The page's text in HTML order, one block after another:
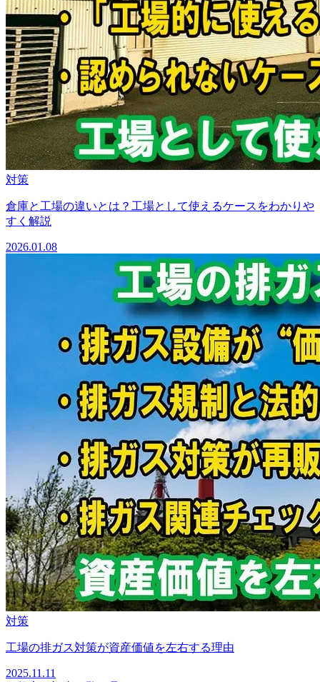
対策
倉庫と工場の違いとは？工場として使えるケースをわかりや
すく解説
2026.01.08
対策
工場の排ガス対策が資産価値を左右する理由
2025.11.11